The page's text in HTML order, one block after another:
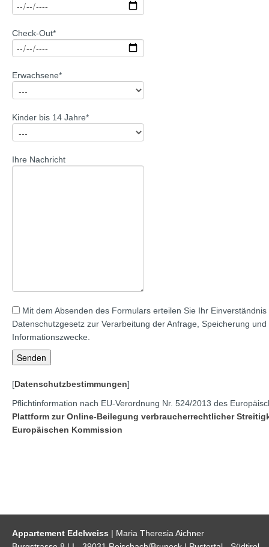
Check-Out*
Erwachsene*
Kinder bis 14 Jahre*
Ihre Nachricht
Mit dem Absenden des Formulars erteilen Sie Ihr
Datenschutzgesetz zur Verarbeitung der Anfrage, Speicherung
Informationszwecke.
[Datenschutzbestimmungen]
Pflichtinformation nach EU-Verordnung Nr. 524/2013 des
Plattform zur Online-Beilegung verbraucherrechtlicher
Europäischen Kommission
Appartement Edelweiss | Maria Theresia Aichner